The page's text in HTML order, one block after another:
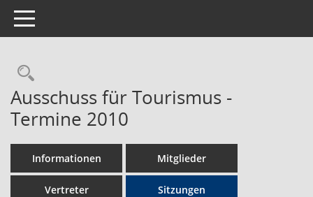
Toggle navigation
Rechercheauswahl
Ausschuss für Tourismus -
Termine 2010
Informationen Mitglieder
Vertreter Sitzungen